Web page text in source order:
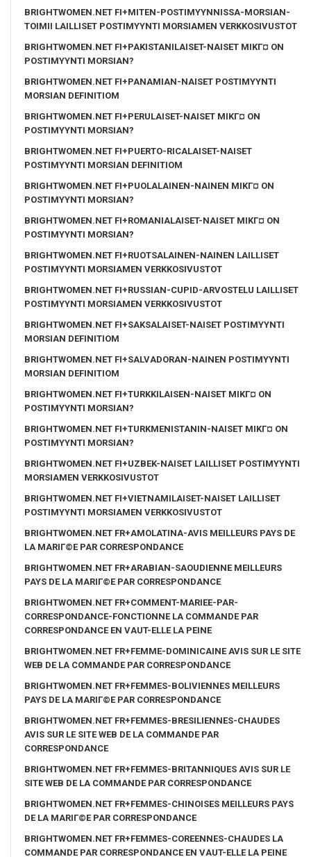
BRIGHTWOMEN.NET FI+MITEN-POSTIMYYNNISSA-MORSIAN-
TOIMII LAILLISET POSTIMYYNTI MORSIAMEN VERKKOSIVUSTOT
BRIGHTWOMEN.NET FI+PAKISTANILAISET-NAISET MIKГ¤ ON
POSTIMYYNTI MORSIAN?
BRIGHTWOMEN.NET FI+PANAMIAN-NAISET POSTIMYYNTI
MORSIAN DEFINITIOM
BRIGHTWOMEN.NET FI+PERULAISET-NAISET MIKГ¤ ON
POSTIMYYNTI MORSIAN?
BRIGHTWOMEN.NET FI+PUERTO-RICALAISET-NAISET
POSTIMYYNTI MORSIAN DEFINITIOM
BRIGHTWOMEN.NET FI+PUOLALAINEN-NAINEN MIKГ¤ ON
POSTIMYYNTI MORSIAN?
BRIGHTWOMEN.NET FI+ROMANIALAISET-NAISET MIKГ¤ ON
POSTIMYYNTI MORSIAN?
BRIGHTWOMEN.NET FI+RUOTSALAINEN-NAINEN LAILLISET
POSTIMYYNTI MORSIAMEN VERKKOSIVUSTOT
BRIGHTWOMEN.NET FI+RUSSIAN-CUPID-ARVOSTELU LAILLISET
POSTIMYYNTI MORSIAMEN VERKKOSIVUSTOT
BRIGHTWOMEN.NET FI+SAKSALAISET-NAISET POSTIMYYNTI
MORSIAN DEFINITIOM
BRIGHTWOMEN.NET FI+SALVADORAN-NAINEN POSTIMYYNTI
MORSIAN DEFINITIOM
BRIGHTWOMEN.NET FI+TURKKILAISEN-NAISET MIKГ¤ ON
POSTIMYYNTI MORSIAN?
BRIGHTWOMEN.NET FI+TURKMENISTANIN-NAISET MIKГ¤ ON
POSTIMYYNTI MORSIAN?
BRIGHTWOMEN.NET FI+UZBEK-NAISET LAILLISET POSTIMYYNTI
MORSIAMEN VERKKOSIVUSTOT
BRIGHTWOMEN.NET FI+VIETNAMILAISET-NAISET LAILLISET
POSTIMYYNTI MORSIAMEN VERKKOSIVUSTOT
BRIGHTWOMEN.NET FR+AMOLATINA-AVIS MEILLEURS PAYS DE
LA MARIГ©E PAR CORRESPONDANCE
BRIGHTWOMEN.NET FR+ARABIAN-SAOUDIENNE MEILLEURS
PAYS DE LA MARIГ©E PAR CORRESPONDANCE
BRIGHTWOMEN.NET FR+COMMENT-MARIEE-PAR-
CORRESPONDANCE-FONCTIONNE LA COMMANDE PAR
CORRESPONDANCE EN VAUT-ELLE LA PEINE
BRIGHTWOMEN.NET FR+FEMME-DOMINICAINE AVIS SUR LE SITE
WEB DE LA COMMANDE PAR CORRESPONDANCE
BRIGHTWOMEN.NET FR+FEMMES-BOLIVIENNES MEILLEURS
PAYS DE LA MARIГ©E PAR CORRESPONDANCE
BRIGHTWOMEN.NET FR+FEMMES-BRESILIENNES-CHAUDES
AVIS SUR LE SITE WEB DE LA COMMANDE PAR
CORRESPONDANCE
BRIGHTWOMEN.NET FR+FEMMES-BRITANNIQUES AVIS SUR LE
SITE WEB DE LA COMMANDE PAR CORRESPONDANCE
BRIGHTWOMEN.NET FR+FEMMES-CHINOISES MEILLEURS PAYS
DE LA MARIГ©E PAR CORRESPONDANCE
BRIGHTWOMEN.NET FR+FEMMES-COREENNES-CHAUDES LA
COMMANDE PAR CORRESPONDANCE EN VAUT-ELLE LA PEINE